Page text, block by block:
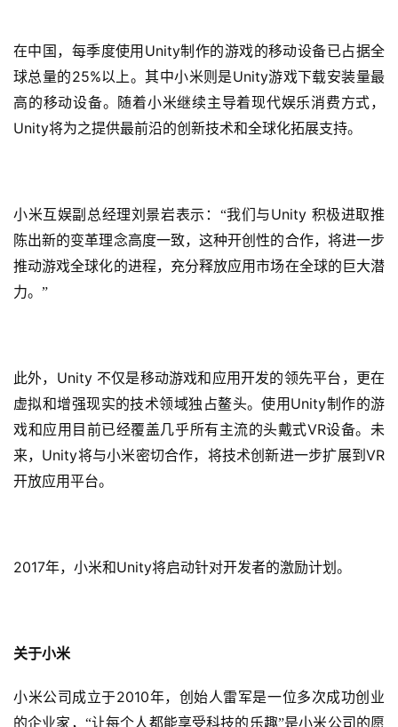
首
页
创
游
戏
业
手
机
戏
单
游
戏
2
在中国，每季度使用 Unity制作的游戏的移动设备已占据全
球总量的25%以上。其中小米则是Unity游戏下载安装量最
高的移动设备。随着小米继续主导着现代娱乐消费方式，
Unity将为之提供最前沿的创新技术和全球化拓展支持。
小米互娱副总经理刘景岩表示：“我们与Unity 积极进取推
陈出新的变革理念高度一致，这种开创性的合作，将进一步
推动游戏全球化的进程，充分释放应用市场在全球的巨大潜
力。”
此外， Unity 不仅是移动游戏和应用开发的领先平台，更在
虚拟和增强现实的技术领域独占鳌头。使用 Unity制作的游
戏和应用目前已经覆盖几乎所有主流的头戴式VR设备。未
来， Unity将与小米密切合作，将技术创新进一步扩展到VR
开放应用平台。
2017年，小米和Unity将启动针对开发者的激励计划。
关于小米
小米公司成立于2010年，创始人雷军是一位多次成功创业
的企业家，“让每个人都能享受科技的乐趣”是小米公司的愿